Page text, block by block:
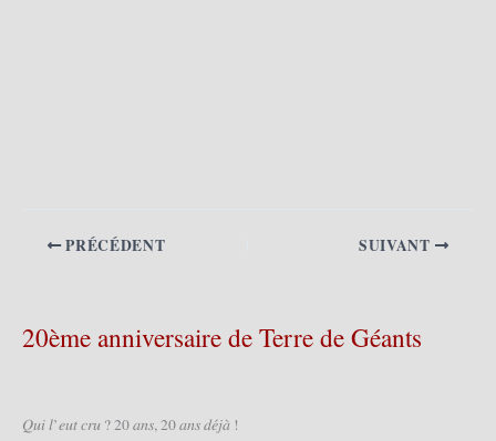
PRÉCÉDENT SUIVANT
20ème anniversaire de Terre de Géants
𝑄𝑢𝑖 𝑙’𝑒𝑢𝑡 𝑐𝑟𝑢 ? 20 𝑎𝑛𝑠, 20 𝑎𝑛𝑠 𝑑𝑒́𝑗𝑎̀ !